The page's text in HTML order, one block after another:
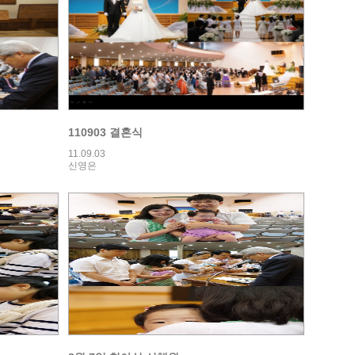
110903 결혼식
11.09.03
신영은